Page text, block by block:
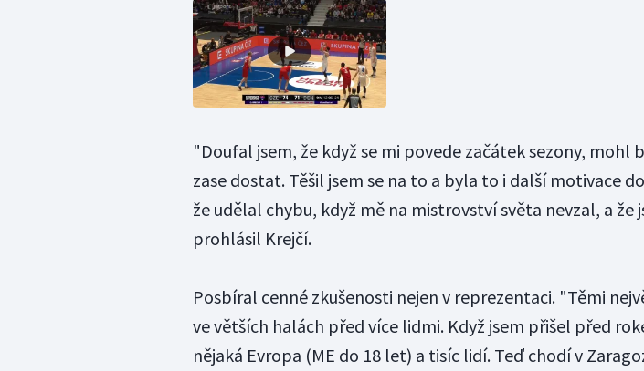
"Doufal jsem, že když se mi povede začátek sezony, mohl
zase dostat. Těšil jsem se na to a byla to i další motivace
že udělal chybu, když mě na mistrovství světa nevzal, a že
prohlásil Krejčí.
Posbíral cenné zkušenosti nejen v reprezentaci. "Těmi
ve větších halách před více lidmi. Když jsem přišel před
nějaká Evropa (ME do 18 let) a tisíc lidí. Teď chodí v